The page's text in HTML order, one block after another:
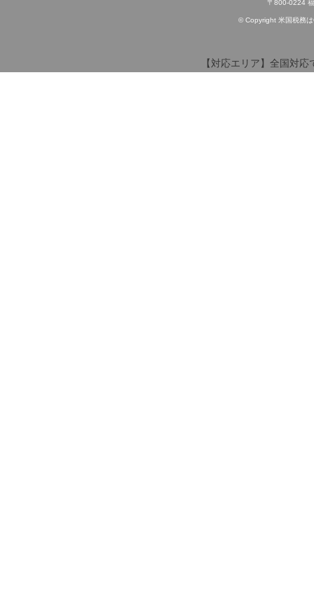
〒800-0224
© Copyright 米国税務
【対応エリア】全国対